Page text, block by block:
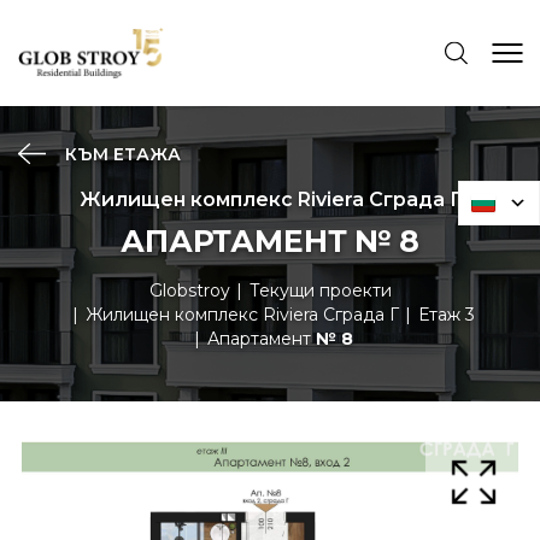
КЪМ ЕТАЖА
Жилищен комплекс Riviera Сграда Г
АПАРТАМЕНТ № 8
Globstroy
Текущи проекти
Жилищен комплекс Riviera Сграда Г
Етаж 3
Апартамент№ 8